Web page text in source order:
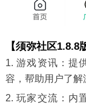
【须弥社区1.8.8
1. 游戏资讯：提
容，帮助用户了解
2. 玩家交流：内